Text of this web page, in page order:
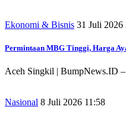
Ekonomi & Bisnis 31 Juli 2026
Permintaan MBG Tinggi, Harga
Aceh Singkil | BumpNews.ID
Nasional 8 Juli 2026 11:58